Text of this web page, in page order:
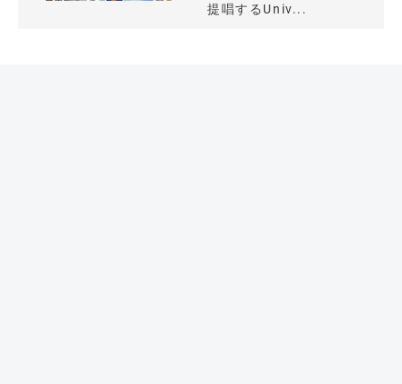
提唱するUniv...